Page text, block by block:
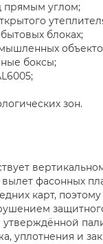
прямым углом;
блоках;
боксы;
зон.
фасонных
карт,
уплотнения и